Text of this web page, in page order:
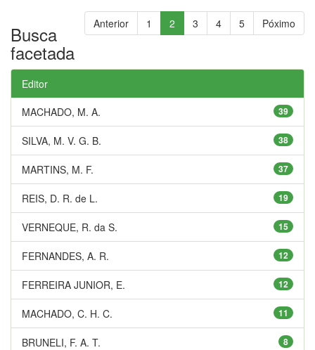
Anterior 1 2 3 4 5 Póximo
Busca
facetada
Editor
39
MACHADO, M. A.
38
SILVA, M. V. G. B.
37
MARTINS, M. F.
19
REIS, D. R. de L.
15
VERNEQUE, R. da S.
12
FERNANDES, A. R.
12
FERREIRA JUNIOR, E.
11
MACHADO, C. H. C.
8
BRUNELI, F. A. T.